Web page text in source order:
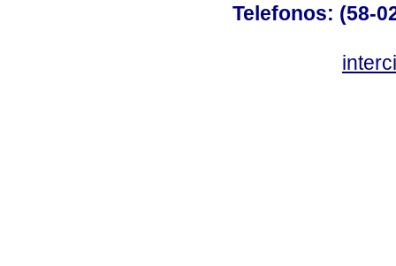
Telefonos: (58-